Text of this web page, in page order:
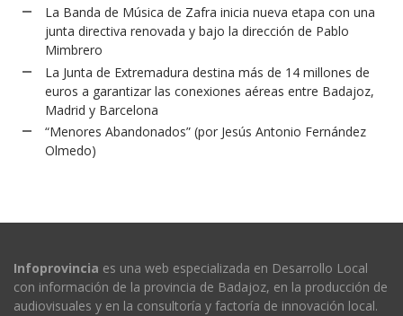
La Banda de Música de Zafra inicia nueva etapa con una
junta directiva renovada y bajo la dirección de Pablo
Mimbrero
La Junta de Extremadura destina más de 14 millones de
euros a garantizar las conexiones aéreas entre Badajoz,
Madrid y Barcelona
“Menores Abandonados” (por Jesús Antonio Fernández
Olmedo)
Infoprovincia es una web especializada en Desarrollo Local
con información de la provincia de Badajoz, en la producción de
audiovisuales y en la consultoría y factoría de innovación local.